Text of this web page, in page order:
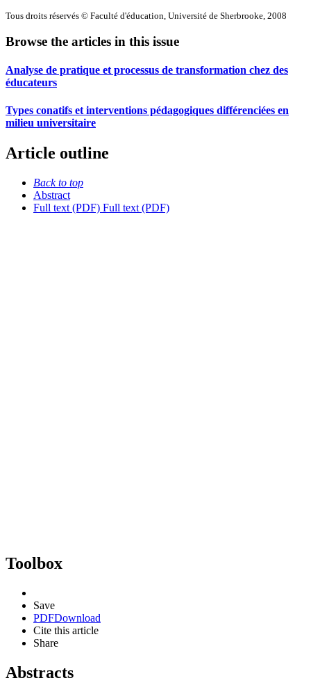
Tous droits réservés © Faculté d'éducation, Université de Sherbrooke, 2008
Browse the articles in this issue
Analyse de pratique et processus de transformation chez des
éducateurs
Types conatifs et interventions pédagogiques différenciées en
milieu universitaire
Article outline
Back to top
Abstract
Full text (PDF) Full text (PDF)
Toolbox
Save
PDFDownload
Cite this article
Share
Abstracts